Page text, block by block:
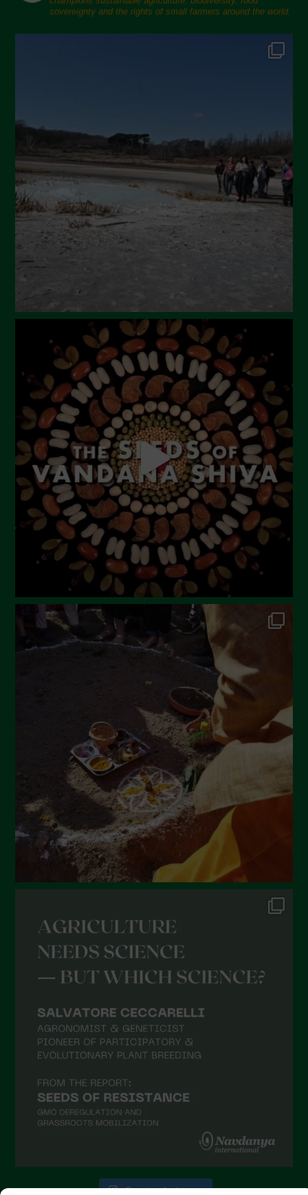
Luglio 2024
Aprile 2024
Marzo 2024
Febbraio 2024
Dicembre 2023
Novembre 2023
Ottobre 2023
Settembre 2023
Agosto 2023
Luglio 2023
Giugno 2023
Maggio 2023
Aprile 2023
Marzo 2023
Febbraio 2023
Novembre 2022
Ottobre 2022
Settembre 2022
Maggio 2022
Aprile 2022
Febbraio 2022
Gennaio 2022
Dicembre 2021
Novembre 2021
Settembre 2021
Agosto 2021
Luglio 2021
Giugno 2021
Maggio 2021
Aprile 2021
Marzo 2021
Febbraio 2021
sovereignty and the rights of small farmers around the world.
Segui su Instagram